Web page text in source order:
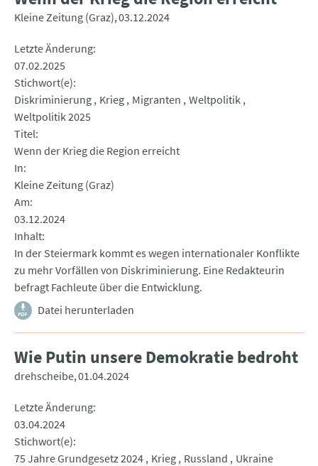
Kleine Zeitung (Graz) 03.12.2024
Letzte Änderung
07.02.2025
Stichwort(e)
Diskriminierung Krieg Migranten Weltpolitik
Weltpolitik 2025
Titel
Wenn der Krieg die Region erreicht
In
Kleine Zeitung (Graz)
Am
03.12.2024
Inhalt
In der Steiermark kommt es wegen internationaler Konflikte
zu mehr Vorfällen von Diskriminierung. Eine Redakteurin
befragt Fachleute über die Entwicklung.
Datei herunterladen
Wie Putin unsere Demokratie bedroht
drehscheibe 01.04.2024
Letzte Änderung
03.04.2024
Stichwort(e)
75 Jahre Grundgesetz 2024 Krieg Russland
Ukraine